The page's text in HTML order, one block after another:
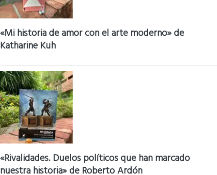
«Mi historia de amor con el arte moderno» de
Katharine Kuh
«Rivalidades. Duelos políticos que han marcado